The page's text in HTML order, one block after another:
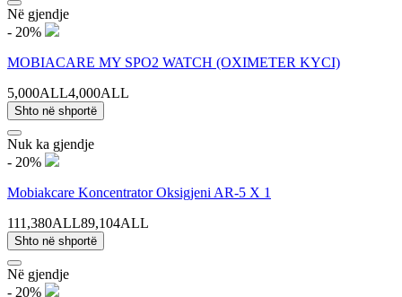
Në gjendje
- 20%
MOBIACARE MY SPO2 WATCH (OXIMETER KYCI)
5,000ALL4,000ALL
Shto në shportë
Nuk ka gjendje
- 20%
Mobiakcare Koncentrator Oksigjeni AR-5 X 1
111,380ALL89,104ALL
Shto në shportë
Në gjendje
- 20%